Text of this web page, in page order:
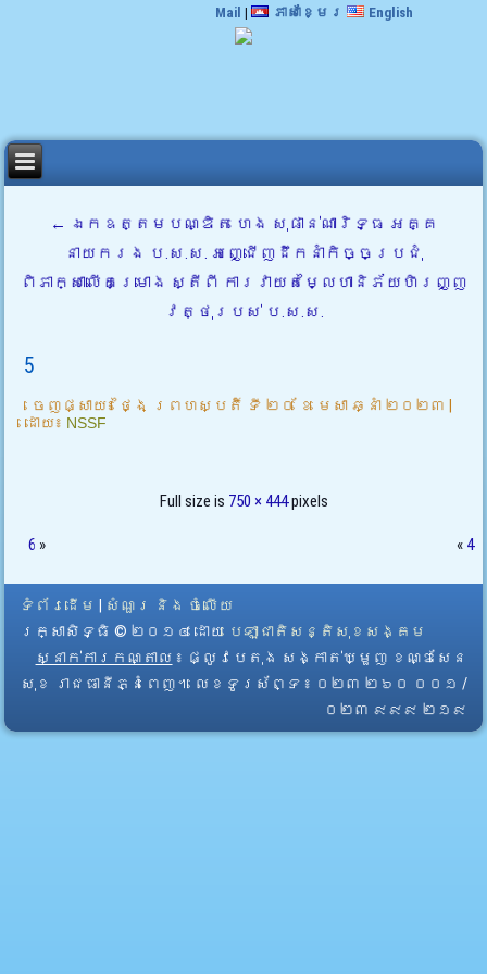
Mail | ភាសាខ្មែរ English
← ឯកឧត្តមបណ្ឌិត ហេង សុផាន់ណារិទ្ធ អគ្គ
នាយករង ប.ស.ស. អញ្ជើញដឹកនាំកិច្ចប្រជុំ
ពិភាក្សាលើគម្រោង ស្តីពី ការវាយតម្លៃហានិភ័យហិរញ្ញ
វត្ថុរបស់ ប.ស.ស.
5
ចេញផ្សាយ៖ ថ្ងៃ ព្រហស្បតិ៍ ទី ២០ ខែ មេសា ឆ្នាំ ២០២៣
ដោយ៖ NSSF
Full size is 750 × 444pixels
6 » « 4
ទំព័រដើម
សំណួរ និង ចំលើយ
រក្សាសិទ្ធិ © ២០១៤ ដោយ​ បេឡាជាតិសន្តិសុខសង្គម
ស្នាក់ការកណ្តាល ៖ ផ្លូវបេតុង សង្កាត់ឃ្មួញ ខណ្ឌសែន
សុខ រាជធានីភ្នំពេញ។ លេខទូរស័ព្ទ ៖ ០២៣ ២៦០ ០០១ /
០២៣ ៩៩៩ ២១៩